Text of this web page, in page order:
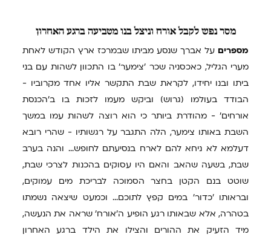
מסר נפש לקבל אורח וניצל בנו מטביעה ברגע האחרון
מספרים על אברך שנסע מביתו שבמרכז ארץ הקודש לאחת
מערי הגליל, כאכסניה שכר 'צימער' בו התכוון לשהות עם בני
ביתו ובנו יחידו, לקראת שבת התקשר אליו אחד מקרוביו -
הבודד בעולמו (גרוש) וביקש מעמו לזכות בו ב'הכנסת
אורחים' - מהודרת ביותר כי הוא רוצה לשהות עמו במשך
השבת באותו צימער, הלה התגבר על רגשותיו - שהרי רובא
דעלמא לא ניחא להם לארח בנסיעתם לחופש... והנה בערב
שבת, בשעה שהאב והאם היו עסוקים בהכנות לצרכי שבת,
שוטט בנם הקטן בחצר הסמוכה לבריכת מים עמוקים,
ובראותו 'כדור' במים קפץ לתוכם... וכמעט שיצאה נשמתו
בטהרה, אלא שבאותו רגע הופיע ה'אורח' שראה את הנעשה,
מיד הזעיק את ההורים והצילו את הילד ברגע האחרון